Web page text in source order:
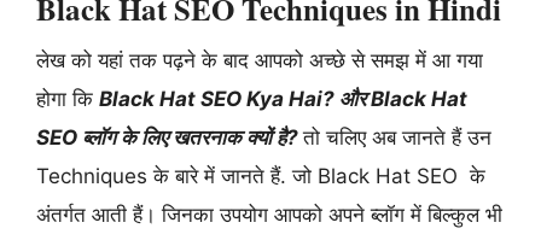
Black Hat SEO Techniques in Hindi
लेख को यहां तक पढ़ने के बाद आपको अच्छे से समझ में आ गया
होगा कि Black Hat SEO Kya Hai? और Black Hat
SEO ब्लॉग के लिए खतरनाक क्यों है?तो चलिए अब जानते हैं उन
Techniques के बारे में जानते हैं. जो Black Hat SEO के
अंतर्गत आती हैं। जिनका उपयोग आपको अपने ब्लॉग में बिल्कुल भी